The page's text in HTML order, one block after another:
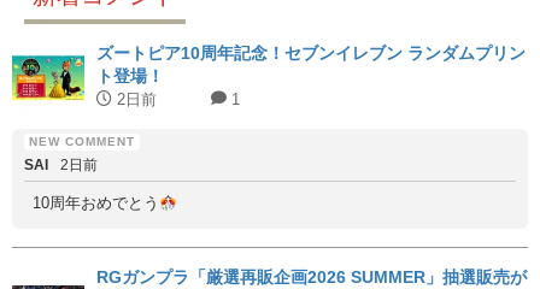
ズートピア10周年記念！セブンイレブン ランダムプリン
ト登場！
2日前 1
SAI 2日前
10周年おめでとう
RGガンプラ「厳選再販企画2026 SUMMER」抽選販売が